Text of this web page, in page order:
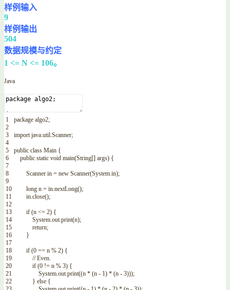
样例输入
9
样例输出
504
数据规模与约定
1 <= N <= 106。
Java
1
2
3
4
5
6
7
8
9
10
11
12
13
14
15
16
17
18
19
20
21
22
package algo2;
import java.util.Scanner;
public class Main {
public static void main(String[] args) {
Scanner in = new Scanner(System.in);
long n = in.nextLong();
in.close();
if (n <= 2) {
System.out.print(n);
return;
}
if (0 == n % 2) {
// Even.
if (0 != n % 3) {
System.out.print((n * (n - 1) * (n - 3)));
} else {